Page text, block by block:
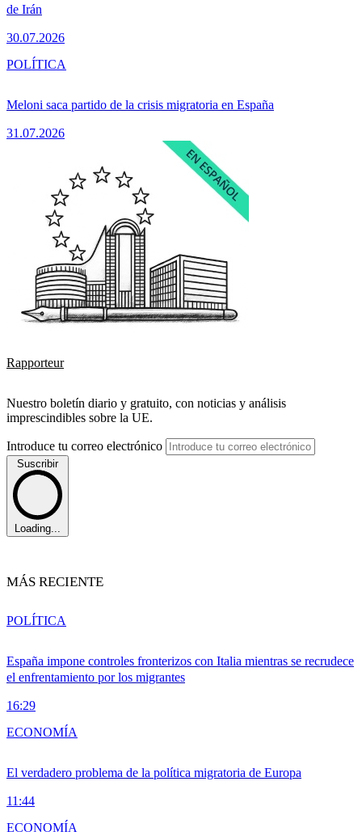
de Irán
30.07.2026
Meloni saca partido de la crisis migratoria en España
31.07.2026
POLÍTICA
Rapporteur
Nuestro boletín diario y gratuito, con noticias y análisis
imprescindibles sobre la UE.
Introduce tu correo electrónico
Suscribir
Loading...
MÁS RECIENTE
España impone controles fronterizos con Italia mientras se recrudece
el enfrentamiento por los migrantes
16:29
POLÍTICA
El verdadero problema de la política migratoria de Europa
11:44
ECONOMÍA
ECONOMÍA